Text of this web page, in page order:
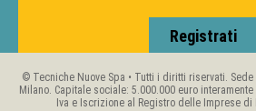
Registrati
© Tecniche Nuove Spa • Tutti i diritti riservati.
Milano. Capitale sociale: 5.000.000 euro
Iva e Iscrizione al Registro delle Imprese di